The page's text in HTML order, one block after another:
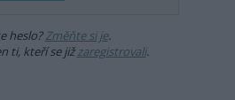
heslo?Změňte si je.
ti, kteří se jižzaregistrovali.